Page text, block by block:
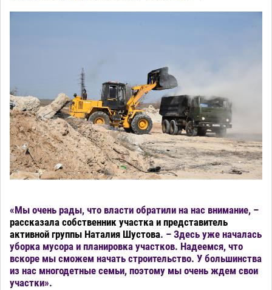
«Мы очень рады, что власти обратили на нас внимание, –
рассказала собственник участка и представитель
активной группы Наталия Шустова. – Здесь уже началась
уборка мусора и планировка участков. Надеемся, что
вскоре мы сможем начать строительство. У большинства
из нас многодетные семьи, поэтому мы очень ждем свои
участки».